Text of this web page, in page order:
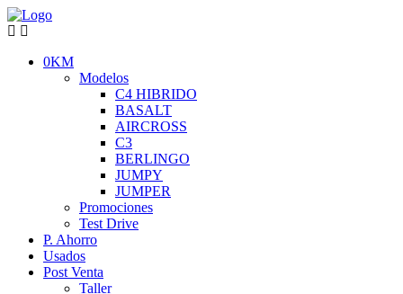
0KM
Modelos
C4 HIBRIDO
BASALT
AIRCROSS
C3
BERLINGO
JUMPY
JUMPER
Promociones
Test Drive
P. Ahorro
Usados
Post Venta
Taller